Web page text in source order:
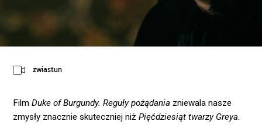
zwiastun
FilmDuke of Burgundy. Reguły pożądania zniewala nasze
zmysły znacznie skuteczniej niżPięćdziesiąt twarzy Greya.